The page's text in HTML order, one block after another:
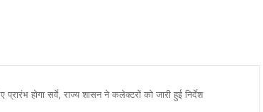
होगा सर्वे, राज्य शासन ने कलेक्टरों को जारी हुई निर्देश